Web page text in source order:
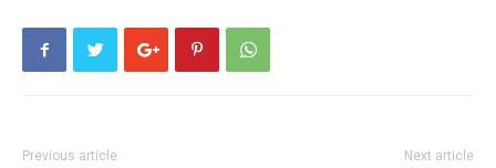
Previous article Next article